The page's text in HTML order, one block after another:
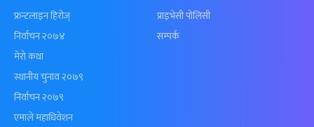
फ्रन्टलाइन हिरोज्
निर्वाचन २०७४
मेरो कथा
स्थानीय चुनाव २०७९
निर्वाचन २०७९
एमाले महाधिवेशन
प्राइभेसी पोलिसी
सम्पर्क